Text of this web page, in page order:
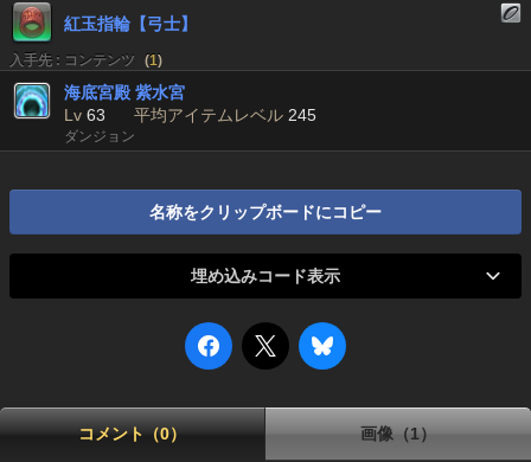
紅玉指輪【弓士】
入手先 : コンテンツ (1)
海底宮殿 紫水宮
Lv 63 平均アイテムレベル 245
ダンジョン
名称をクリップボードにコピー
埋め込みコード表示
コメント（0） 画像（1）